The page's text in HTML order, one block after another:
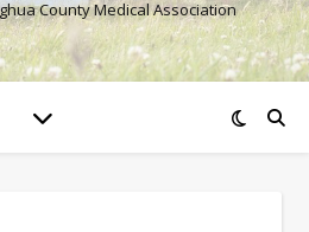
County Medical Association